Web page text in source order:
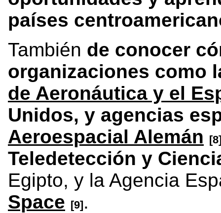
países
También de conocer
organizaciones como
de Aeronáutica y el
Unidos, y agencias
Aeroespacial Alemán
Teledetección y
Egipto, y la Agencia
Space [9].